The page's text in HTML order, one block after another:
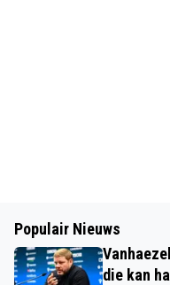
Populair Nieuws
die kan